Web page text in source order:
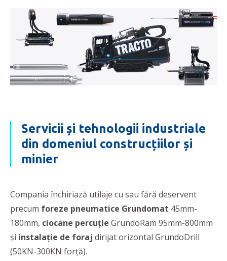
Servicii și tehnologii industriale
din domeniul construcțiilor și
minier
Compania închiriază utilaje cu sau fără deservent
precum foreze pneumatice Grundomat 45mm-
180mm, ciocane percuție GrundoRam 95mm-800mm
și instalație de foraj dirijat orizontal GrundoDrill
(50KN-300KN forţă).